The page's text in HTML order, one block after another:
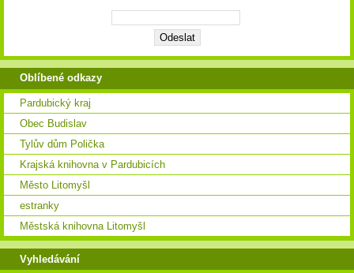
Oblíbené odkazy
Pardubický kraj
Obec Budislav
Tylův dům Polička
Krajská knihovna v Pardubicích
Město Litomyšl
estranky
Městská knihovna Litomyšl
Vyhledávání